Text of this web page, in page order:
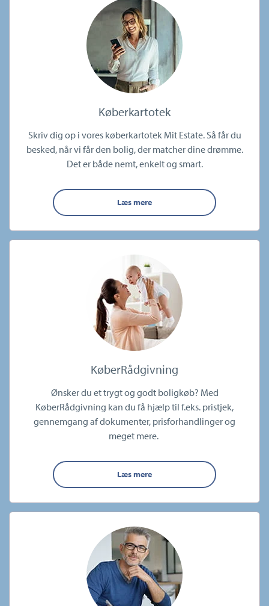
Køberkartotek
Skriv dig op i vores køberkartotek Mit Estate. Så får du
besked, når vi får den bolig, der matcher dine drømme.
Det er både nemt, enkelt og smart.
Læs mere
KøberRådgivning
Ønsker du et trygt og godt boligkøb? Med
KøberRådgivning kan du få hjælp til f.eks. pristjek,
gennemgang af dokumenter, prisforhandlinger og
meget mere.
Læs mere